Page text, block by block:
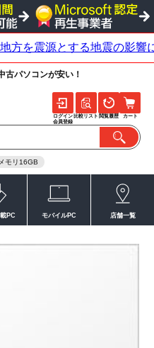
古パソコンが安い！
メモリ16GB
ログイン
会員登録
比較リスト 閲覧履歴 カート
PC モバイルPC 店舗一覧